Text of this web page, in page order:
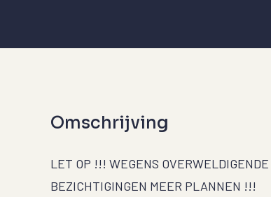
Omschrijving
LET OP !!! WEGENS
BEZICHTIGINGEN MEER PLANNEN !!!